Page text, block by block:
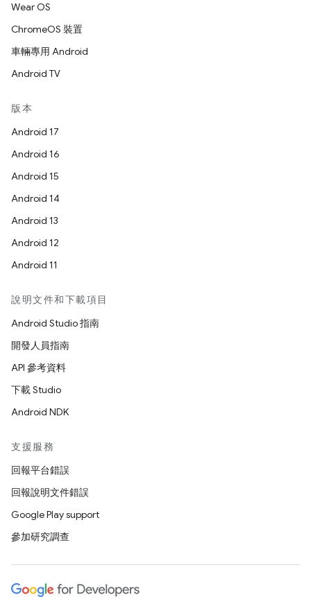
Wear OS
ChromeOS 裝置
車輛專用 Android
Android TV
版本
Android 17
Android 16
Android 15
Android 14
Android 13
Android 12
Android 11
說明文件和下載項目
Android Studio 指南
開發人員指南
API 參考資料
下載 Studio
Android NDK
支援服務
回報平台錯誤
回報說明文件錯誤
Google Play support
參加研究調查